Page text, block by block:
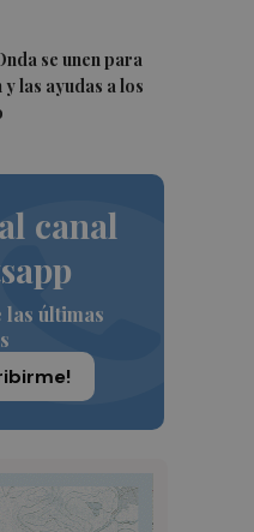
se unen para
las ayudas a los
canal
las últimas